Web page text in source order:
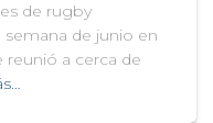
de rugby
de junio en
reunió a cerca de